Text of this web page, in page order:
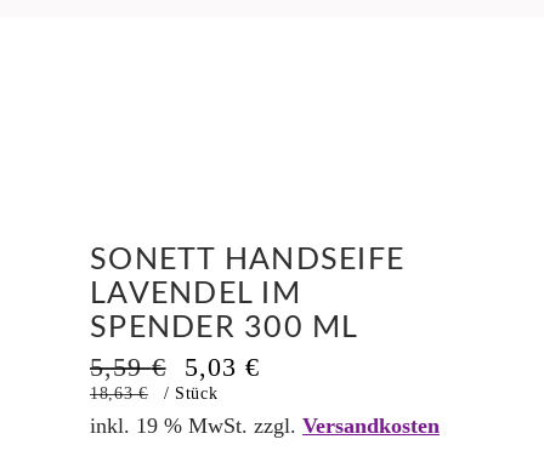
SONETT HANDSEIFE
LAVENDEL IM
SPENDER 300 ML
5,59€
Ursprünglicher
Preis
war:
5,03€
ist:
5,03 €.
18,63€ / Stück
inkl. 19 % MwSt. zzgl. Versandkosten